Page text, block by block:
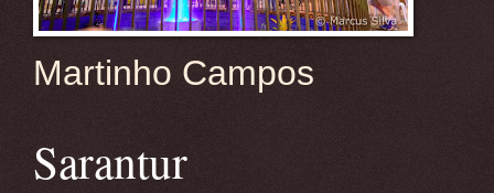
Martinho Campos
Sarantur